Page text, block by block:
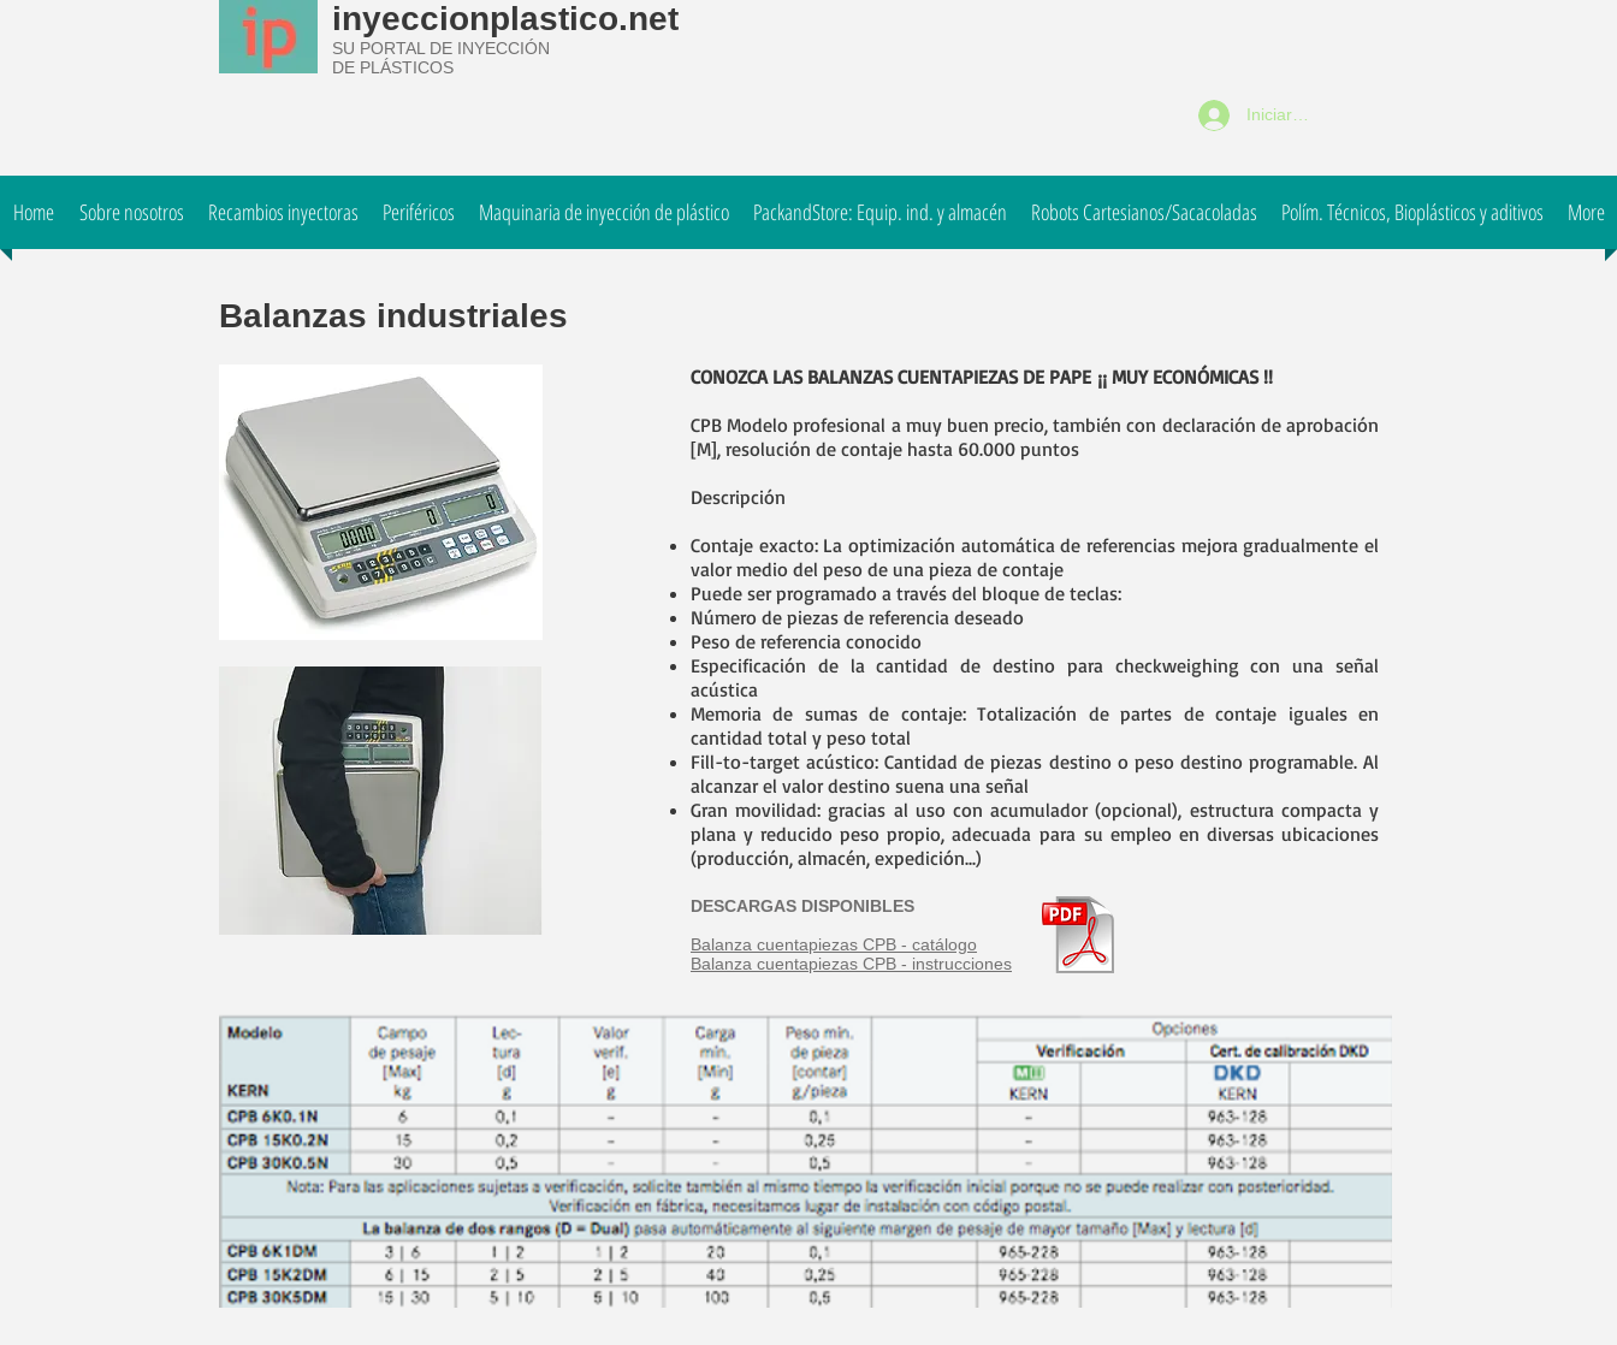
inyeccionplastico.net
SU PORTAL DE INYECCIÓN
DE PLÁSTICOS
Iniciar sesión
Home Sobre nosotros Recambios inyectoras Periféricos Maquinaria de inyección de plástico PackandStore: Equip. ind. y almacén Robots Cartesianos/Sacacoladas Polím. Técnicos, Bioplásticos y aditivos More
Balanzas industriales
CONOZCA LAS BALANZAS CUENTAPIEZAS DE PAPE ¡¡ MUY ECONÓMICAS !!
CPB Modelo profesional a muy buen precio, también con declaración de aprobación
[M], resolución de contaje hasta 60.000 puntos
Descripción
Contaje exacto: La optimización automática de referencias mejora gradualmente el
valor medio del peso de una pieza de contaje
Puede ser programado a través del bloque de teclas:
Número de piezas de referencia deseado
Peso de referencia conocido
Especificación de la cantidad de destino para checkweighing con una señal
acústica
Memoria de sumas de contaje: Totalización de partes de contaje iguales en
cantidad total y peso total
Fill-to-target acústico: Cantidad de piezas destino o peso destino programable. Al
alcanzar el valor destino suena una señal
Gran movilidad: gracias al uso con acumulador (opcional), estructura compacta y
plana y reducido peso propio, adecuada para su empleo en diversas ubicaciones
(producción, almacén, expedición...)
DESCARGAS DISPONIBLES
Balanza cuentapiezas CPB - catálogo
Balanza cuentapiezas CPB - instrucciones